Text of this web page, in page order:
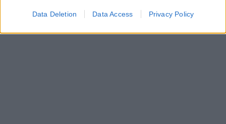
Data Deletion Data Access Privacy Policy